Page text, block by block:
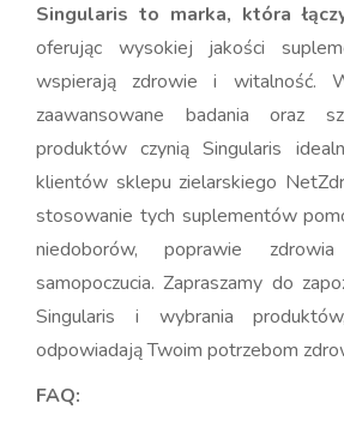
Singularis to marka, która
oferując wysokiej jakości
wspierają zdrowie i witalność.
zaawansowane badania oraz
produktów czynią Singularis
klientów sklepu zielarskiego
stosowanie tych suplementów
niedoborów, poprawie
samopoczucia. Zapraszamy do
Singularis i wybrania
odpowiadają Twoim potrzebom
FAQ: